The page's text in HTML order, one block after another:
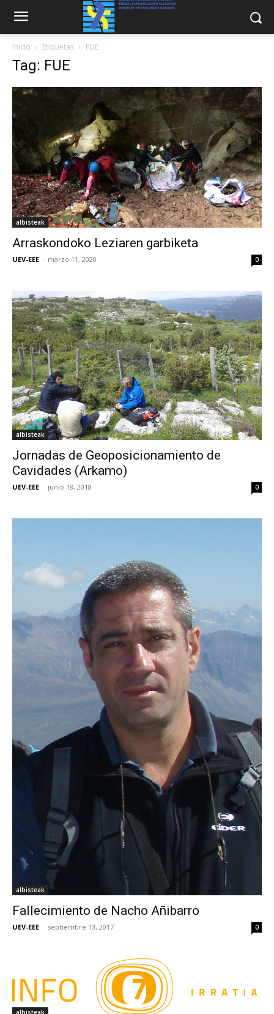
Inicio Etiquetas FUE
Tag: FUE
albisteak
Arraskondoko Leziaren garbiketa
UEV-EEE - marzo 11, 2020 0
albisteak
Jornadas de Geoposicionamiento de
Cavidades (Arkamo)
UEV-EEE - junio 18, 2018 0
albisteak
Fallecimiento de Nacho Añibarro
UEV-EEE - septiembre 13, 2017 0
albisteak